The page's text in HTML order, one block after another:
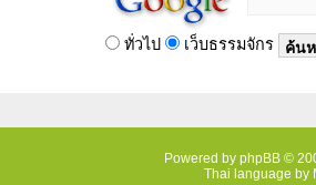
ทั่วไป เว็บธรรมจักร
Powered by phpBB ©
Thai language by